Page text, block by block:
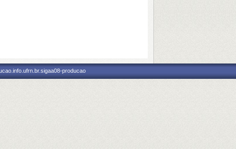
producao